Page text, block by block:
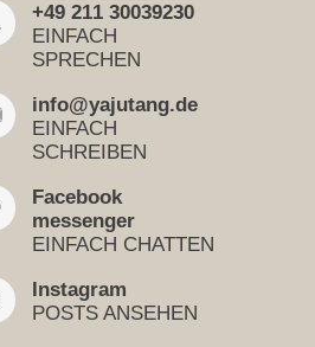
+49 211 30039230
EINFACH
SPRECHEN
info@yajutang.de
EINFACH
SCHREIBEN
Facebook
messenger
EINFACH CHATTEN
Instagram
POSTS ANSEHEN